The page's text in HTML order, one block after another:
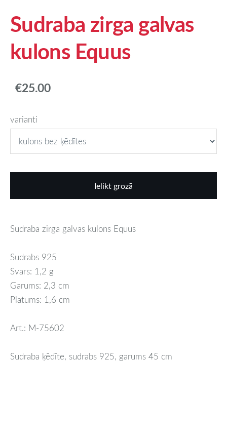
Sudraba zirga galvas
kulons Equus
€25.00
varianti
Ielikt grozā
Sudraba zirga galvas kulons Equus
Sudrabs 925
Svars: 1,2 g
Garums: 2,3 cm
Platums: 1,6 cm
Art.: M-75602
Sudraba ķēdīte, sudrabs 925, garums 45 cm